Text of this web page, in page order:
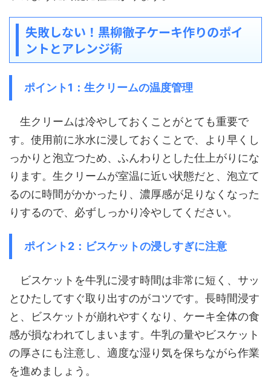
失敗しない！黒柳徹子ケーキ作りのポイ
ントとアレンジ術
ポイント1：生クリームの温度管理
生クリームは冷やしておくことがとても重要で
す。使用前に氷水に浸しておくことで、より早くし
っかりと泡立つため、ふんわりとした仕上がりにな
ります。生クリームが室温に近い状態だと、泡立て
るのに時間がかかったり、濃厚感が足りなくなった
りするので、必ずしっかり冷やしてください。
ポイント2：ビスケットの浸しすぎに注意
ビスケットを牛乳に浸す時間は非常に短く、サッ
とひたしてすぐ取り出すのがコツです。長時間浸す
と、ビスケットが崩れやすくなり、ケーキ全体の食
感が損なわれてしまいます。牛乳の量やビスケット
の厚さにも注意し、適度な湿り気を保ちながら作業
を進めましょう。